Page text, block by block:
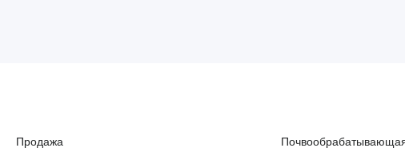
Продажа